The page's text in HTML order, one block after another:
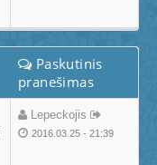
Paskutinis
pranešimas
Lepeckojis
2016.03.25 - 21:39